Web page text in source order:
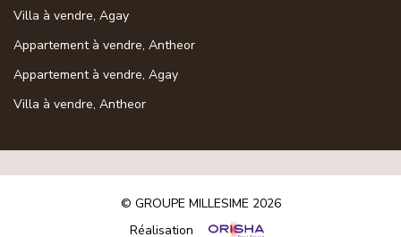
Villa à vendre, Agay
Appartement à vendre, Antheor
Appartement à vendre, Agay
Villa à vendre, Antheor
© GROUPE MILLESIME 2026
Réalisation